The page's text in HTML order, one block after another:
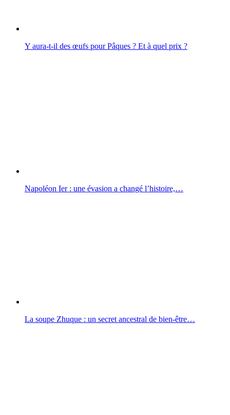
Y aura‑t‑il des œufs pour Pâques ? Et à quel prix ?
Napoléon Ier : une évasion a changé l’histoire,…
La soupe Zhuque : un secret ancestral de bien-être…